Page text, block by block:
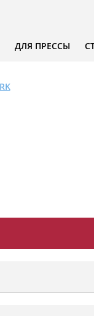
ДЛЯ ПРЕССЫ